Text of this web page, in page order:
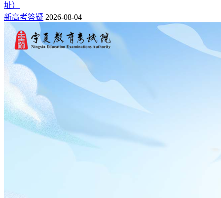
址）
新高考答疑 2026-08-04